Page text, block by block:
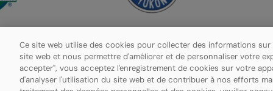
Politique de confidentialitéParamètres des cookies
Ce site web utilise des cookies pour collecter des informations
site web et nous permettre d'améliorer et de personnaliser votre
accepter", vous acceptez l'enregistrement de cookies sur votre
d'analyser l'utilisation du site web et de contribuer à nos efforts